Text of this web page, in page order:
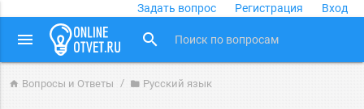
Задать вопрос Регистрация Вход
menu search
home Вопросы и Ответы folder Русский язык